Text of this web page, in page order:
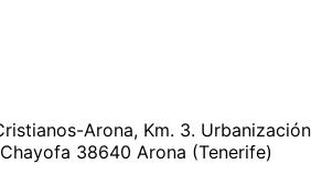
Arona, Km. 3. Urbanización
38640 Arona (Tenerife)